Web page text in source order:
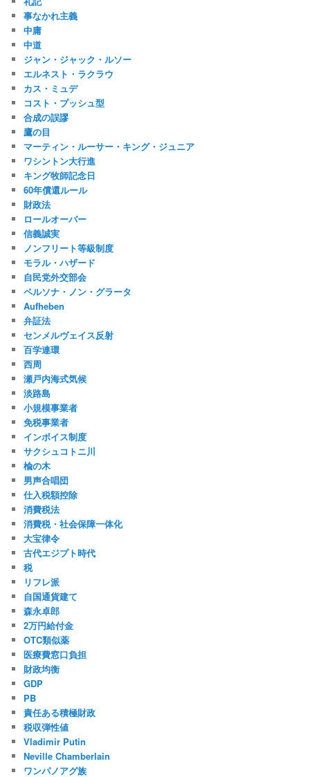
事なかれ主義
中庸
中道
ジャン・ジャック・ルソー
エルネスト・ラクラウ
カス・ミュデ
コスト・プッシュ型
合成の誤謬
鷹の目
マーティン・ルーサー・キング・ジュニア
ワシントン大行進
キング牧師記念日
60年償還ルール
財政法
ロールオーバー
信義誠実
ノンフリート等級制度
モラル・ハザード
自民党外交部会
ペルソナ・ノン・グラータ
Aufheben
弁証法
センメルヴェイス反射
百学連環
西周
瀬戸内海式気候
淡路島
小規模事業者
免税事業者
インボイス制度
サクシュコトニ川
楡の木
男声合唱団
仕入税額控除
消費税法
消費税・社会保障一体化
大宝律令
古代エジプト時代
税
リフレ派
自国通貨建て
森永卓郎
2万円給付金
OTC類似薬
医療費窓口負担
財政均衡
GDP
PB
責任ある積極財政
税収弾性値
Vladimir Putin
Neville Chamberlain
ワンパノアグ族